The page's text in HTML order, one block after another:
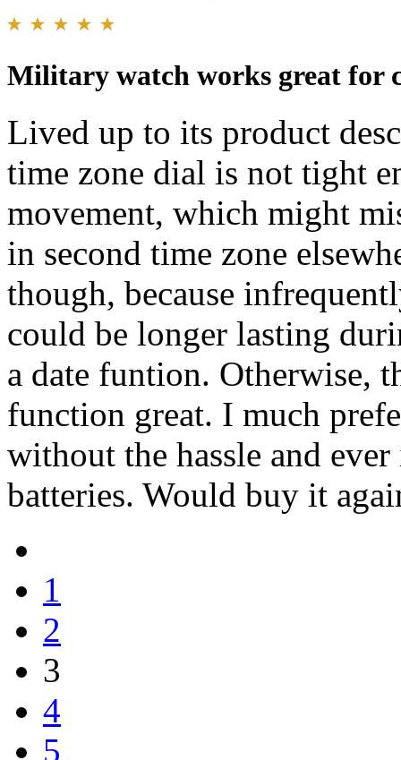
Military watch works great for
Lived up to its product
time zone dial is not tight
movement, which might
in second time zone
though, because
could be longer lasting
a date funtion. Otherwise,
function great. I much
without the hassle and
batteries. Would buy it
1
2
3
4
5